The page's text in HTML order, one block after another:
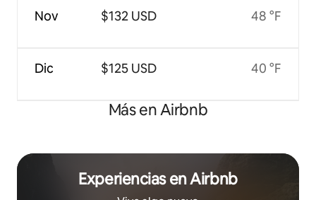
Nov
Dic
$132 USD
$125 USD
48 °F
40 °F
Más en Airbnb
Experiencias en Airbnb